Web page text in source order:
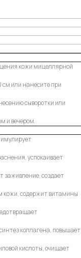
кожи мицеллярной
см или нанесите при
сыворотки или
и вечером.
успокаивает
заживление, создает
кожи, содержит витамины
коллагена, повышает
кислоты, очищает